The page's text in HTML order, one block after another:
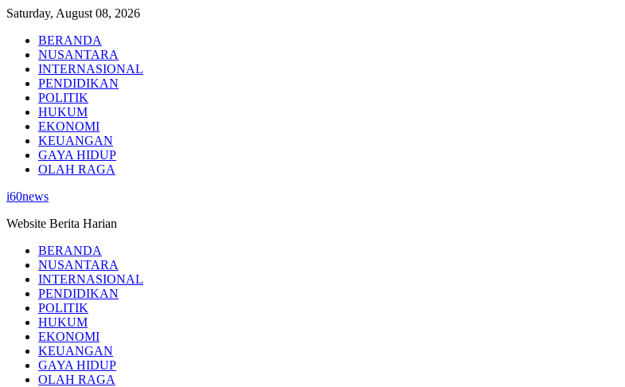
Skip
content
Saturday, August 08, 2026
BERANDA
NUSANTARA
INTERNASIONAL
PENDIDIKAN
POLITIK
HUKUM
EKONOMI
KEUANGAN
GAYA HIDUP
OLAH RAGA
i60news
Website Berita Harian
BERANDA
NUSANTARA
INTERNASIONAL
PENDIDIKAN
POLITIK
HUKUM
EKONOMI
KEUANGAN
GAYA HIDUP
OLAH RAGA